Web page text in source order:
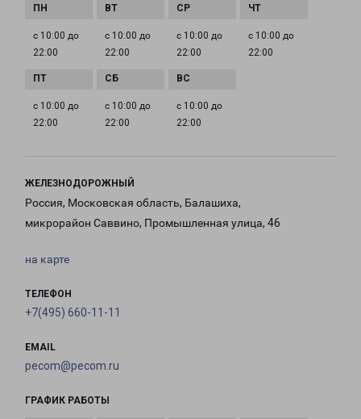
с 10:00 до
22:00
с 10:00 до
22:00
с 10:00 до
22:00
с 10:00 до
22:00
с 10:00 до
22:00
с 10:00 до
22:00
с 10:00 до
22:00
ЖЕЛЕЗНОДОРОЖНЫЙ
Россия, Московская область, Балашиха,
микрорайон Саввино, Промышленная улица, 46
на карте
ТЕЛЕФОН
+7(495) 660-11-11
EMAIL
pecom@pecom.ru
ГРАФИК РАБОТЫ